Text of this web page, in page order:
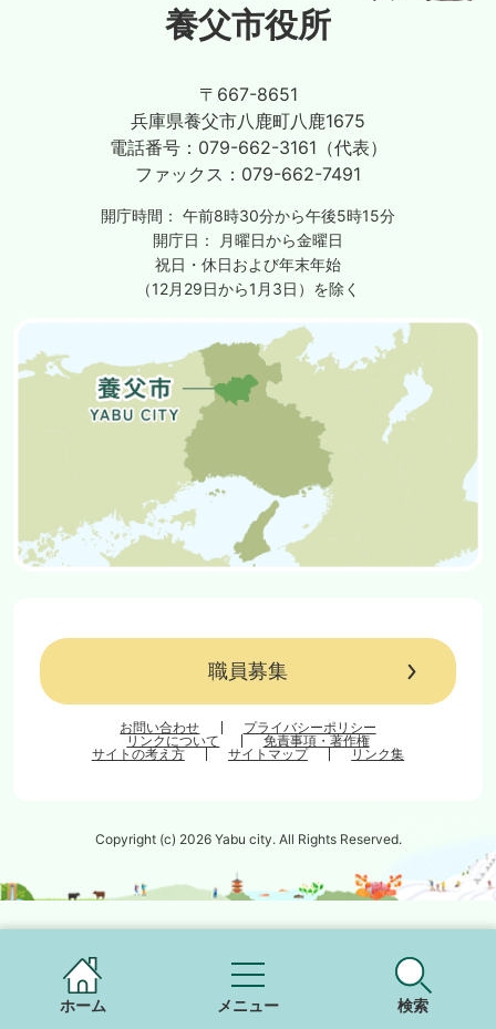
ホーム メニュー 検索
養父市役所
〒667-8651
兵庫県養父市八鹿町八鹿1675
電話番号： 079-662-3161（代表）
ファックス： 079-662-7491
開庁時間： 午前8時30分から午後5時15分
開庁日：
月曜日から金曜日
祝日・休日および年末年始
（12月29日から1月3日）を除く
職員募集
お問い合わせ
プライバシーポリシー
リンクについて
免責事項・著作権
サイトの考え方
サイトマップ リンク集
Copyright (c) 2026 Yabu city. All Rights Reserved.